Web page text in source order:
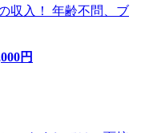
収入！ 年齢不問、ブ
円